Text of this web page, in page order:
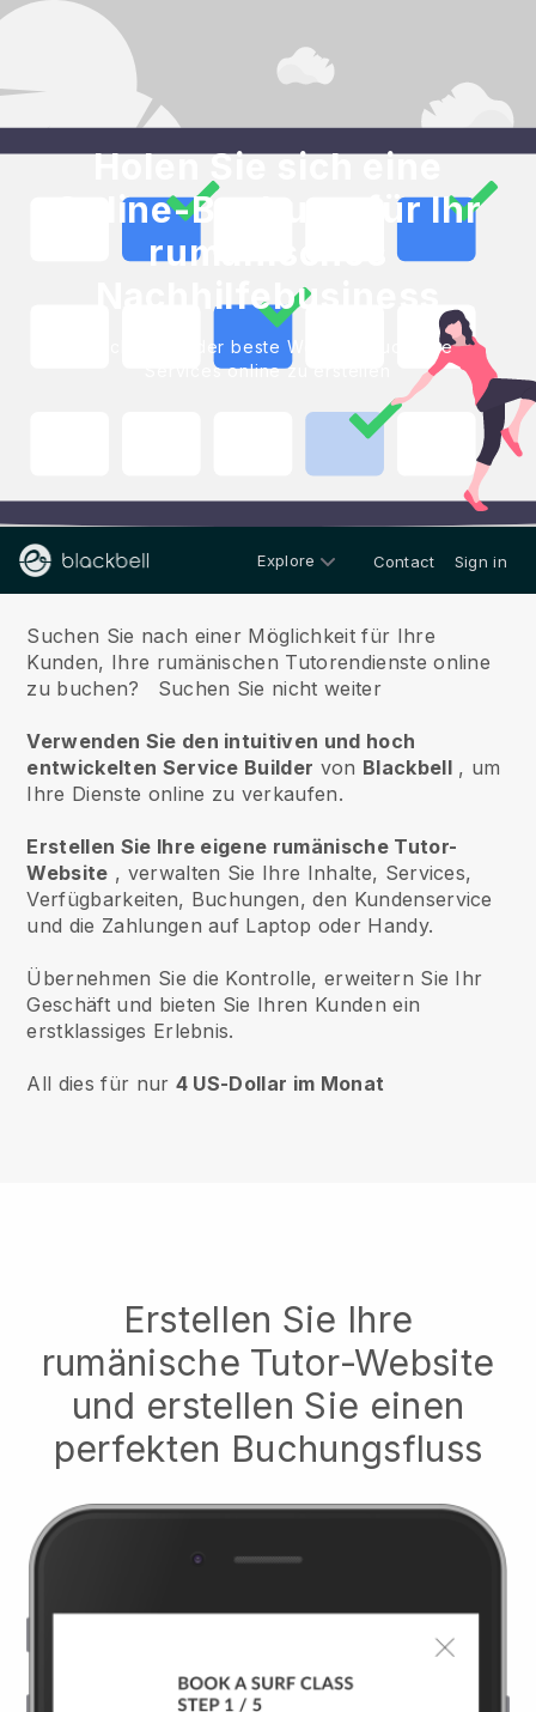
Holen Sie sich eine
Online-Buchung für Ihr
rumänisches
Nachhilfebusiness
Blackbell ist der beste Weg, um buchbare
Services online zu erstellen
Explore Contact Sign in
Suchen Sie nach einer Möglichkeit für Ihre
Kunden, Ihre rumänischen Tutorendienste online
zu buchen?
Suchen Sie nicht weiter
Verwenden Sie den intuitiven und hoch
entwickelten Service Builder von Blackbell, um
Ihre Dienste online zu verkaufen.
Erstellen Sie Ihre eigene rumänische Tutor-
Website , verwalten Sie Ihre Inhalte, Services,
Verfügbarkeiten, Buchungen, den Kundenservice
und die Zahlungen auf Laptop oder Handy.
Übernehmen Sie die Kontrolle, erweitern Sie Ihr
Geschäft und bieten Sie Ihren Kunden ein
erstklassiges Erlebnis.
All dies für nur 4 US-Dollar im Monat
Erstellen Sie Ihre
rumänische Tutor-Website
und erstellen Sie einen
perfekten Buchungsfluss